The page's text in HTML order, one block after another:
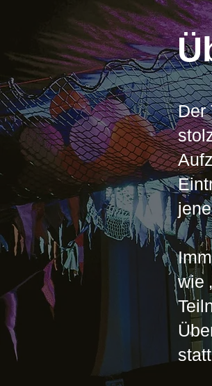
Der
wie